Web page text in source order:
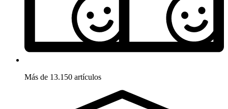
Más de 13.150 artículos